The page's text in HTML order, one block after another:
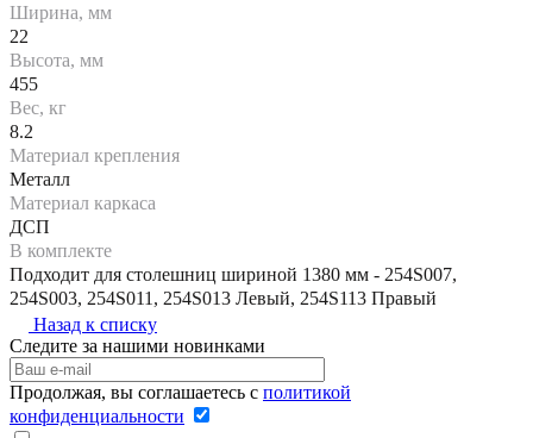
Ширина, мм
22
Высота, мм
455
Вес, кг
8.2
Материал крепления
Металл
Материал каркаса
ДСП
В комплекте
Подходит для столешниц шириной 1380 мм - 254S007,
254S003, 254S011, 254S013 Левый, 254S113 Правый
Назад к списку
Следите за нашими новинками
Продолжая, вы соглашаетесь с политикой
конфиденциальности